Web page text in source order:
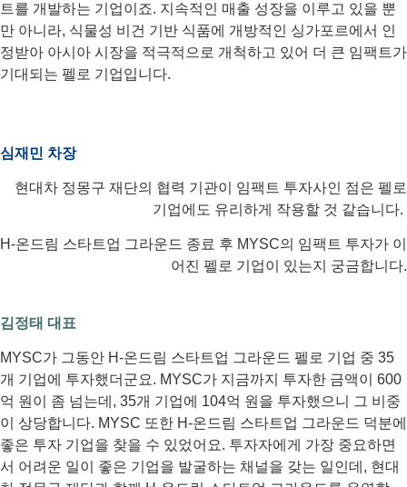
트를 개발하는 기업이죠. 지속적인 매출 성장을 이루고 있을 뿐
만 아니라, 식물성 비건 기반 식품에 개방적인 싱가포르에서 인
정받아 아시아 시장을 적극적으로 개척하고 있어 더 큰 임팩트가
기대되는 펠로 기업입니다.
심재민 차장
현대차 정몽구 재단의 협력 기관이 임팩트 투자사인 점은 펠로
기업에도 유리하게 작용할 것 같습니다.
H-온드림 스타트업 그라운드 종료 후 MYSC의 임팩트 투자가 이
어진 펠로 기업이 있는지 궁금합니다.
김정태 대표
MYSC가 그동안 H-온드림 스타트업 그라운드 펠로 기업 중 35
개 기업에 투자했더군요. MYSC가 지금까지 투자한 금액이 600
억 원이 좀 넘는데, 35개 기업에 104억 원을 투자했으니 그 비중
이 상당합니다. MYSC 또한 H-온드림 스타트업 그라운드 덕분에
좋은 투자 기업을 찾을 수 있었어요. 투자자에게 가장 중요하면
서 어려운 일이 좋은 기업을 발굴하는 채널을 갖는 일인데, 현대